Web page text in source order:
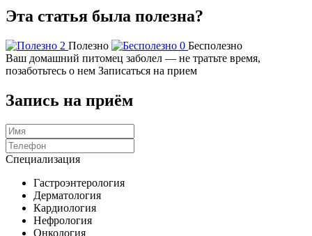
Эта статья была полезна?
2 Полезно 0 Бесполезно
Ваш домашний питомец заболел — не тратьте время,
позаботьтесь о нем Записаться на прием
Запись на приём
Специализация
Гастроэнтерология
Дерматология
Кардиология
Нефрология
Онкология